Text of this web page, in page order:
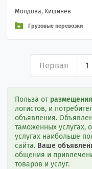
Молдова, Кишинев
Грузовые перевозки
Первая 1
Польза от
логистов, и
объявления.
таможенных услугах,
услугах наибольше
сайта. Ваше
общения и
товаров и услуг.